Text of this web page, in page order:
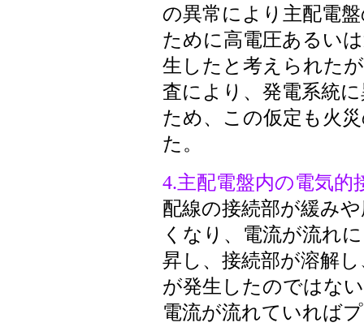
の異常により主配電
ために高電圧あるい
生したと考えられた
査により、発電系統
ため、この仮定も火
た。
4.主配電盤内の電気的
配線の接続部が緩み
くなり、電流が流れ
昇し、接続部が溶解
が発生したのではな
電流が流れていれば